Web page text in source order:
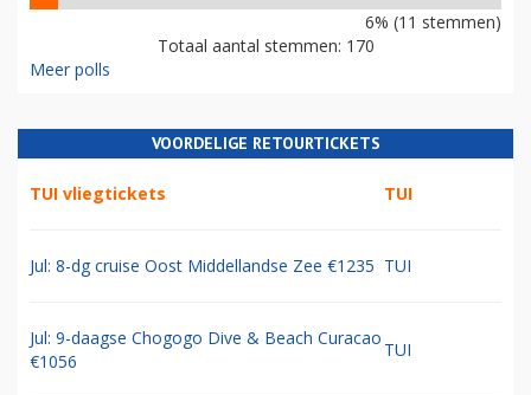
6% (11 stemmen)
Totaal aantal stemmen: 170
Meer polls
VOORDELIGE RETOURTICKETS
TUI vliegtickets TUI
Jul: 8-dg cruise Oost Middellandse Zee €1235 TUI
Jul: 9-daagse Chogogo Dive & Beach Curacao
€1056
TUI